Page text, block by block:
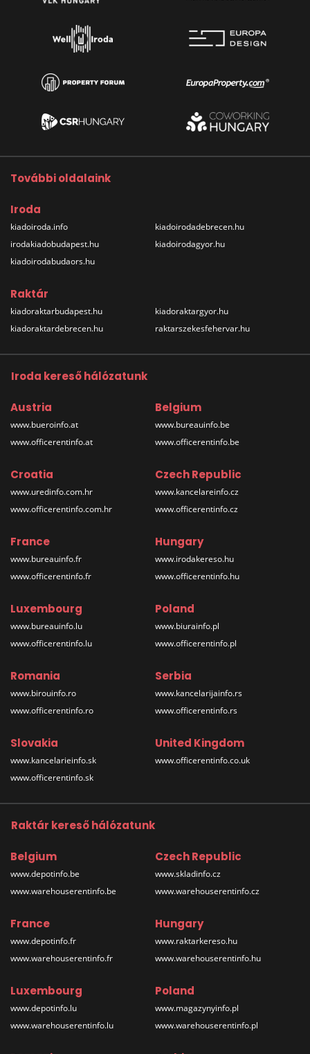
További oldalaink
Iroda
kiadoiroda.info
irodakiadobudapest.hu
kiadoirodabudaors.hu
kiadoirodadebrecen.hu
kiadoirodagyor.hu
Raktár
kiadoraktarbudapest.hu
kiadoraktardebrecen.hu
kiadoraktargyor.hu
raktarszekesfehervar.hu
Iroda kereső hálózatunk
Austria
www.bueroinfo.at
www.officerentinfo.at
Belgium
www.bureauinfo.be
www.officerentinfo.be
Croatia
www.uredinfo.com.hr
www.officerentinfo.com.hr
Czech Republic
www.kancelareinfo.cz
www.officerentinfo.cz
France
www.bureauinfo.fr
www.officerentinfo.fr
Hungary
www.irodakereso.hu
www.officerentinfo.hu
Luxembourg
www.bureauinfo.lu
www.officerentinfo.lu
Poland
www.biurainfo.pl
www.officerentinfo.pl
Romania
www.birouinfo.ro
www.officerentinfo.ro
Serbia
www.kancelarijainfo.rs
www.officerentinfo.rs
Slovakia
www.kancelarieinfo.sk
www.officerentinfo.sk
United Kingdom
www.officerentinfo.co.uk
Raktár kereső hálózatunk
Belgium
www.depotinfo.be
www.warehouserentinfo.be
Czech Republic
www.skladinfo.cz
www.warehouserentinfo.cz
France
www.depotinfo.fr
www.warehouserentinfo.fr
Hungary
www.raktarkereso.hu
www.warehouserentinfo.hu
Luxembourg
www.depotinfo.lu
www.warehouserentinfo.lu
Poland
www.magazynyinfo.pl
www.warehouserentinfo.pl